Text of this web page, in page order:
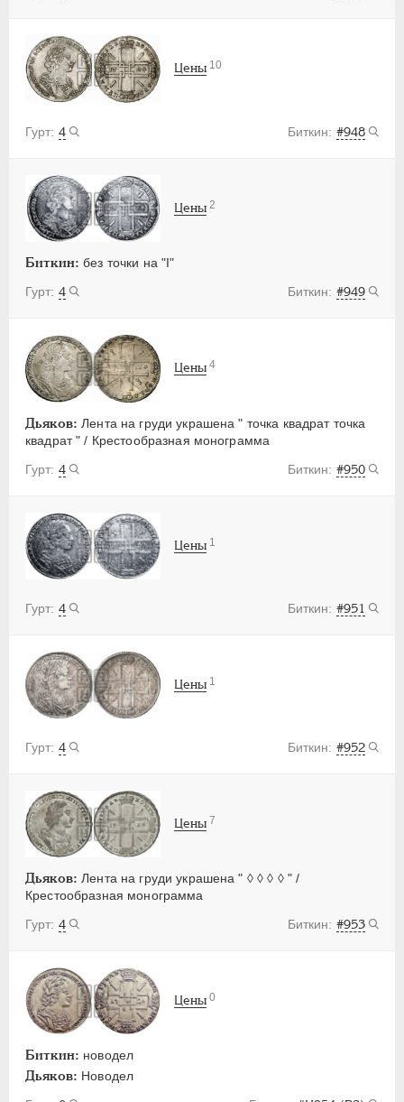
4 #948
Цены 10
Биткин: без точки на "I"
4
#949
Цены 2
Дьяков: Лента на груди украшена " точка квадрат точка
квадрат " / Крестообразная монограмма
4
#950
Цены 4
4 #951
Цены 1
4 #952
Цены 1
Дьяков: Лента на груди украшена " ◊ ◊ ◊ ◊ " /
Крестообразная монограмма
4
#953
Цены 7
Биткин: новодел
Дьяков: Новодел
Цены 0